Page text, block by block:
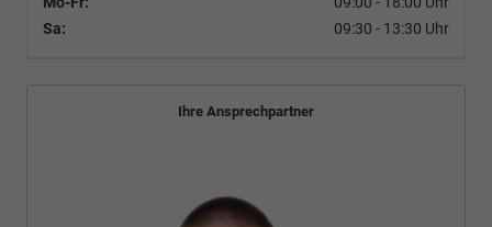
Sa:
09:30 - 13:30 Uhr
Ihre Ansprechpartner